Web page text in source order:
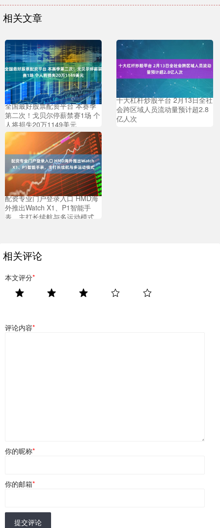
相关文章
全国最好股票配资平台 本赛季
第二次！戈贝尔停薪禁赛1场 个
人将损失20万1149美元
十大杠杆炒股平台 2月13日全社
会跨区域人员流动量预计超2.8
亿人次
配资专业门户登录入口 HMD海
外推出Watch X1、P1智能手
表，主打长续航与多运动模式
相关评论
本文评分*
评论内容*
你的昵称*
你的邮箱*
提交评论